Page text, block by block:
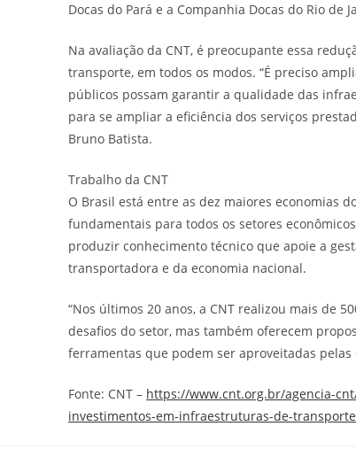
Docas do Pará e a Companhia Docas do Rio de
Na avaliação da CNT, é preocupante essa
transporte, em todos os modos. “É preciso
públicos possam garantir a qualidade das
para se ampliar a eficiência dos serviços
Bruno Batista.
Trabalho da CNT
O Brasil está entre as dez maiores economias
fundamentais para todos os setores
produzir conhecimento técnico que apoie a
transportadora e da economia nacional.
“Nos últimos 20 anos, a CNT realizou mais de
desafios do setor, mas também oferecem
ferramentas que podem ser aproveitadas pelas
Fonte: CNT – https://www.cnt.org.br/agencia-
investimentos-em-infraestruturas-de-transporte